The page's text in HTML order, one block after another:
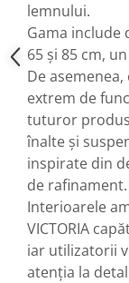
lemnului.
Gama include
65 și 85 cm,
De
extrem de
tuturor
înalte și
inspirate din
de rafinament.
Interioarele
VICTORIA
iar utilizatorii
atenția la